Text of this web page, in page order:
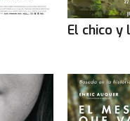
El chico y